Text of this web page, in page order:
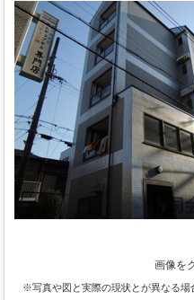
画像を
※写真や図と実際の現状とが異なる場